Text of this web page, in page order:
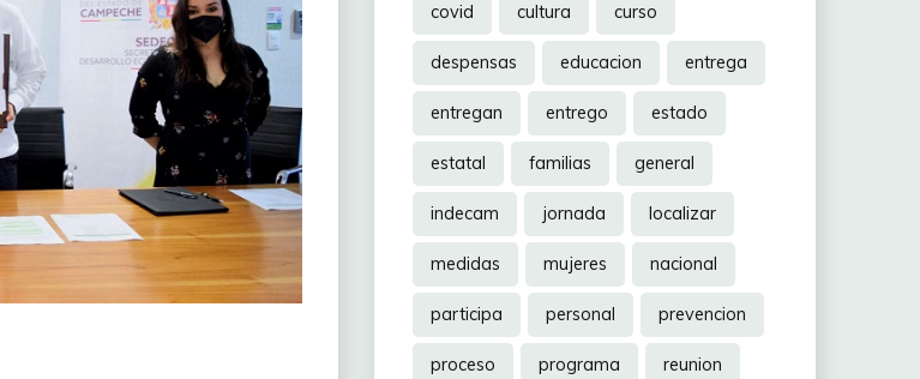
covid cultura curso
despensas educacion entrega
entregan entrego estado
estatal familias general
indecam jornada localizar
medidas mujeres nacional
participa personal prevencion
proceso programa reunion